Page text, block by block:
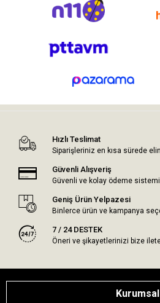
Hızlı Teslimat
Siparişleriniz en kısa sürede
Güvenli Alışveriş
Güvenli ve kolay ödeme sistemi
Geniş Ürün Yelpazesi
Binlerce ürün ve kampanya
7 / 24 DESTEK
Öneri ve şikayetlerinizi bize
Kurumsal